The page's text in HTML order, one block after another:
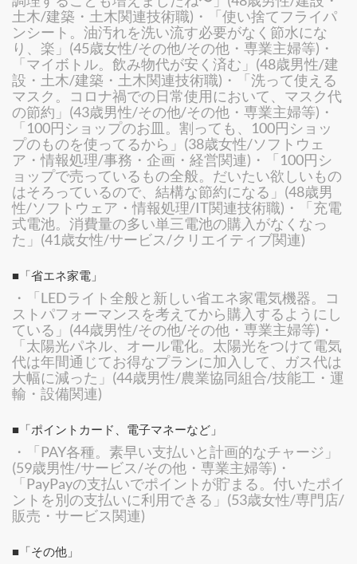
土木/建築・土木関連技術職)・「使い捨てフライパ
ンシート。油汚れを洗い流す必要がなく節水にな
り、楽」(45歳女性/その他/その他・専業主婦等)・
「マイボトル。飲み物代が安く済む」(48歳男性/建
設・土木/建築・土木関連技術職)・「洗って使える
マスク。コロナ禍での日常使用において、マスク代
の節約」(43歳男性/その他/その他・専業主婦等)・
「100円ショップのお皿。割っても、100円ショッ
プのものを使ってるから」(38歳女性/ソフトウェ
ア・情報処理/事務・企画・経営関連)・「100円シ
ョップで売っているもの全般。だいたい欲しいもの
はそろっているので、結構な節約になる」(48歳男
性/ソフトウェア・情報処理/IT関連技術職)・「充電
式電池。消費量の多い単三電池の購入がなくなっ
た」(41歳女性/サービス/クリエイティブ関連)
■「省エネ家電」
・「LEDライト全般と新しい省エネ家電気機器。コ
ストパフォーマンスを考えてから購入するようにし
ている」(44歳男性/その他/その他・専業主婦等)・
「太陽光パネル、オール電化。太陽光をつけて電気
代は年間通じてお得なプランに加入して、ガス代は
大幅に減った」(44歳男性/農業協同組合/技能工・運
輸・設備関連)
■「ポイントカード、電子マネーなど」
・「PAY各種。素早い支払いと計画的なチャージ」
(59歳男性/サービス/その他・専業主婦等)・
「PayPayの支払いでポイントが貯まる。付いたポイ
ントを別の支払いに利用できる」(53歳女性/専門店/
販売・サービス関連)
■「その他」